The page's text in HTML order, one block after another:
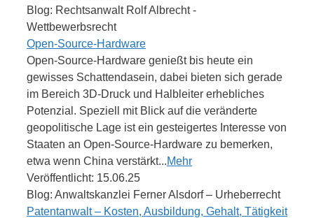
Blog: Rechtsanwalt Rolf Albrecht -
Wettbewerbsrecht
Open-Source-Hardware
Open-Source-Hardware genießt bis heute ein
gewisses Schattendasein, dabei bieten sich gerade
im Bereich 3D-Druck und Halbleiter erhebliches
Potenzial. Speziell mit Blick auf die veränderte
geopolitische Lage ist ein gesteigertes Interesse von
Staaten an Open-Source-Hardware zu bemerken,
etwa wenn China verstärkt...Mehr
Veröffentlicht: 15.06.25
Blog: Anwaltskanzlei Ferner Alsdorf – Urheberrecht
Patentanwalt – Kosten, Ausbildung, Gehalt, Tätigkeit